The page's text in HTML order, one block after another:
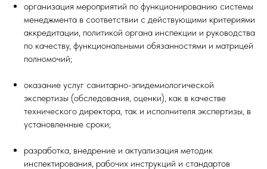
организация мероприятий по функционированию системы
менеджмента в соответствии с действующими критериями
аккредитации, политикой органа инспекции и руководства
по качеству, функциональными обязанностями и матрицей
полномочий;
оказание услуг санитарно-эпидемиологической
экспертизы (обследования, оценки), как в качестве
технического директора, так и исполнителя экспертизы, в
установленные сроки;
разработка, внедрение и актуализация методик
инспектирования, рабочих инструкций и стандартов